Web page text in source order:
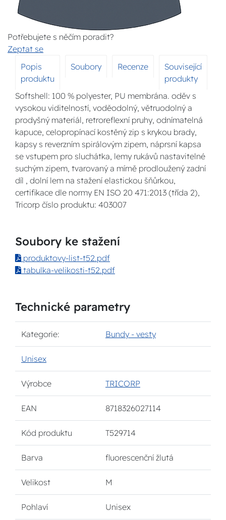
Potřebujete s něčím poradit?
Zeptat se
Popis
produktu
Soubory Recenze
Související
produkty
Softshell: 100 % polyester, PU membrána. oděv s
vysokou viditelností, voděodolný, větruodolný a
prodyšný materiál, retroreflexní pruhy, odnímatelná
kapuce, celopropínací kostěný zip s krykou brady,
kapsy s reverzním spirálovým zipem, náprsní kapsa
se vstupem pro sluchátka, lemy rukávů nastavitelné
suchým zipem, tvarovaný a mírně prodloužený zadní
díl , dolní lem na stažení elastickou šňůrkou,
certifikace dle normy EN ISO 20 471:2013 (třída 2),
Tricorp číslo produktu: 403007
Soubory ke stažení
produktovy-list-t52.pdf
tabulka-velikosti-t52.pdf
Technické parametry
Kategorie: Bundy - vesty
Unisex
Výrobce TRICORP
EAN 8718326027114
Kód produktu T529714
Barva fluorescenční žlutá
Velikost M
Pohlaví Unisex